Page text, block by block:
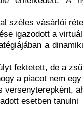
széles vásárlói
igazodott a
a
fektetett, de a
a piacot nem
versenyterepként,
esetben tanulni